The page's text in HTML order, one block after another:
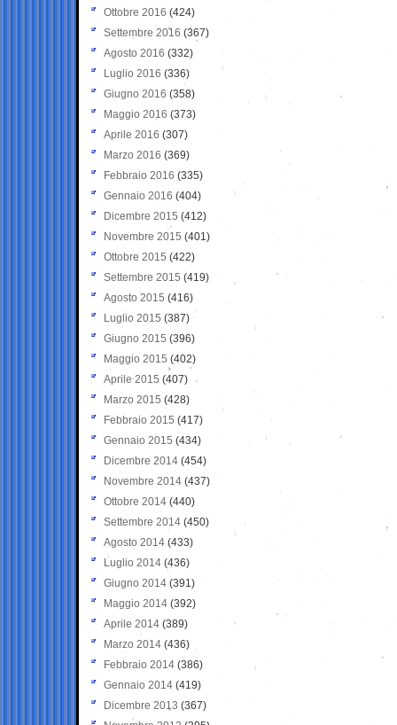
Ottobre 2016 (424)
Settembre 2016 (367)
Agosto 2016 (332)
Luglio 2016 (336)
Giugno 2016 (358)
Maggio 2016 (373)
Aprile 2016 (307)
Marzo 2016 (369)
Febbraio 2016 (335)
Gennaio 2016 (404)
Dicembre 2015 (412)
Novembre 2015 (401)
Ottobre 2015 (422)
Settembre 2015 (419)
Agosto 2015 (416)
Luglio 2015 (387)
Giugno 2015 (396)
Maggio 2015 (402)
Aprile 2015 (407)
Marzo 2015 (428)
Febbraio 2015 (417)
Gennaio 2015 (434)
Dicembre 2014 (454)
Novembre 2014 (437)
Ottobre 2014 (440)
Settembre 2014 (450)
Agosto 2014 (433)
Luglio 2014 (436)
Giugno 2014 (391)
Maggio 2014 (392)
Aprile 2014 (389)
Marzo 2014 (436)
Febbraio 2014 (386)
Gennaio 2014 (419)
Dicembre 2013 (367)